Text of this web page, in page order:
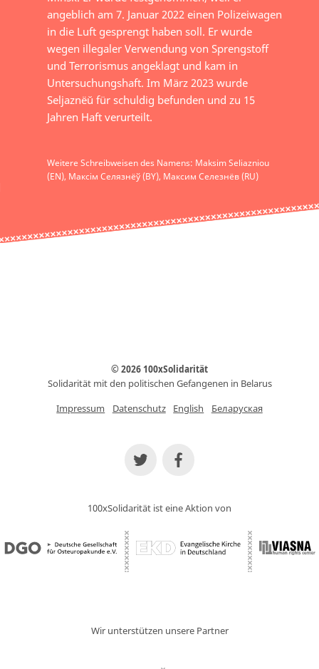
angeblich am 7. Januar 2022 einen Polizeiwagen
in die Luft gesprengt haben soll. Er wurde
wegen illegaler Verwendung von Sprengstoff
und Terrorismus angeklagt und kam in
Untersuchungshaft. Im März 2023 wurde
Seljaznёŭ für schuldig befunden und zu 15
Jahren Haft verurteilt.
Weitere Schreibweisen des Namens: Maksim Seliazniou
(EN), Максім Селязнёў (BY), Максим Селезнёв (RU)
© 2026 100xSolidarität
Solidarität mit den politischen Gefangenen in Belarus
Impressum
Datenschutz English Беларуская
100xSolidarität ist eine Aktion von
Wir unterstützen unsere Partner